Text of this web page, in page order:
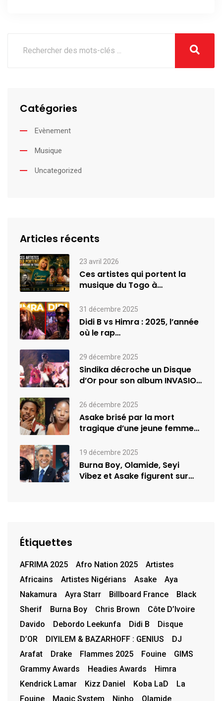
Catégories
Evènement
Musique
Uncategorized
Articles récents
23 avril 2026
Ces artistes qui portent la
musique du Togo à
31 décembre 2025
Didi B vs Himra : 2025, l’année
où le rap…
29 décembre 2025
Sindika décroche un Disque
d’Or pour son album INVASION
26 décembre 2025
Asake brisé par la mort
tragique d’une jeune femme
19 décembre 2025
Burna Boy, Olamide, Seyi
Vibez et Asake figurent sur
Étiquettes
AFRIMA 2025 Afro Nation 2025
Artistes
Africains
Artistes Nigérians Asake
Aya
Nakamura
Ayra Starr Billboard France
Black
Sherif
Burna Boy Chris Brown
Côte D’Ivoire
Davido
Debordo Leekunfa Didi B
Disque
D’OR
DIYILEM & BAZARHOFF : GENIUS
DJ
Arafat
Drake Flammes 2025 Fouine
GIMS
Grammy Awards
Headies Awards
Himra
Kendrick Lamar
Kizz Daniel Koba LaD
La
Fouine
Magic System Ninho Olamide